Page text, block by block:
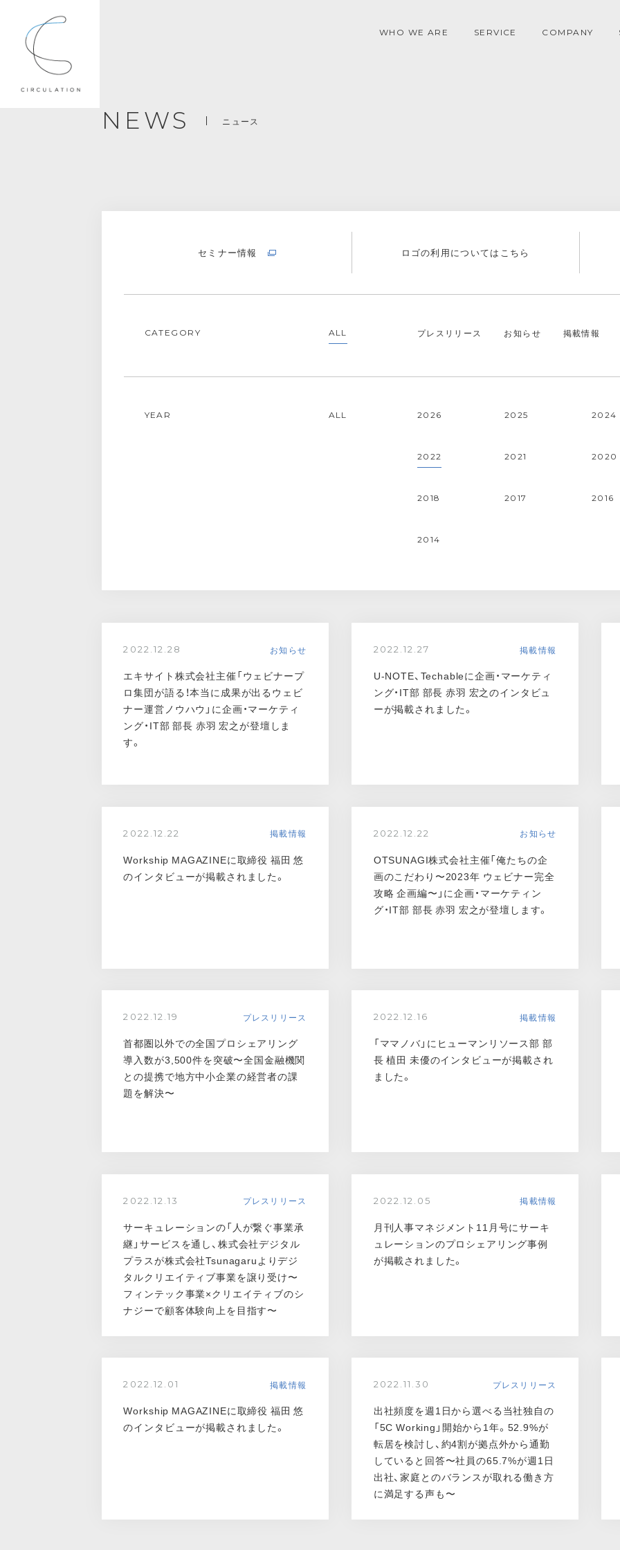
WHO WE ARE SERVICE COMPANY
NEWS ニュース
セミナー情報 ロゴの利用についてはこちら
CATEGORY ALL プレスリリース お知らせ 掲載情報
YEAR ALL 2026 2025 2024
2022 2021 2020
2018 2017 2016
2014
2022.12.28 お知らせ
エキサイト株式会社主催「ウェビナープ
ロ集団が語る！本当に成果が出るウェビ
ナー運営ノウハウ」に企画・マーケティ
ング・IT部 部長 赤羽 宏之が登壇しま
す。
2022.12.27 掲載情報
U-NOTE、Techableに企画・マーケティ
ング・IT部 部長 赤羽 宏之のインタビュ
ーが掲載されました。
2022.12.22 掲載情報
Workship MAGAZINEに取締役 福田 悠
のインタビューが掲載されました。
2022.12.22 お知らせ
OTSUNAGI株式会社主催「俺たちの企
画のこだわり〜2023年 ウェビナー完全
攻略 企画編〜」に企画・マーケティン
グ・IT部 部長 赤羽 宏之が登壇します。
2022.12.19 プレスリリース
首都圏以外での全国プロシェアリング
導入数が3,500件を突破〜全国金融機関
との提携で地方中小企業の経営者の課
題を解決〜
2022.12.16 掲載情報
「ママノバ」にヒューマンリソース部 部
長 植田 未優のインタビューが掲載され
ました。
2022.12.13 プレスリリース
サーキュレーションの「人が繋ぐ事業承
継」サービスを通し、株式会社デジタル
プラスが株式会社Tsunagaruよりデジ
タルクリエイティブ事業を譲り受け〜
フィンテック事業×クリエイティブのシ
ナジーで顧客体験向上を目指す〜
2022.12.05 掲載情報
月刊人事マネジメント11月号にサーキ
ュレーションのプロシェアリング事例
が掲載されました。
2022.12.01 掲載情報
Workship MAGAZINEに取締役 福田 悠
のインタビューが掲載されました。
2022.11.30 プレスリリース
出社頻度を週1日から選べる当社独自の
「5C Working」開始から1年。52.9%が
転居を検討し、約4割が拠点外から通勤
していると回答〜社員の65.7%が週1日
出社、家庭とのバランスが取れる働き方
に満足する声も〜